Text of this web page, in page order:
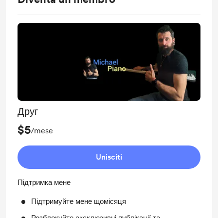
Друг
$5/mese
Unisciti
Підтримка мене
Підтримуйте мене щомісяця